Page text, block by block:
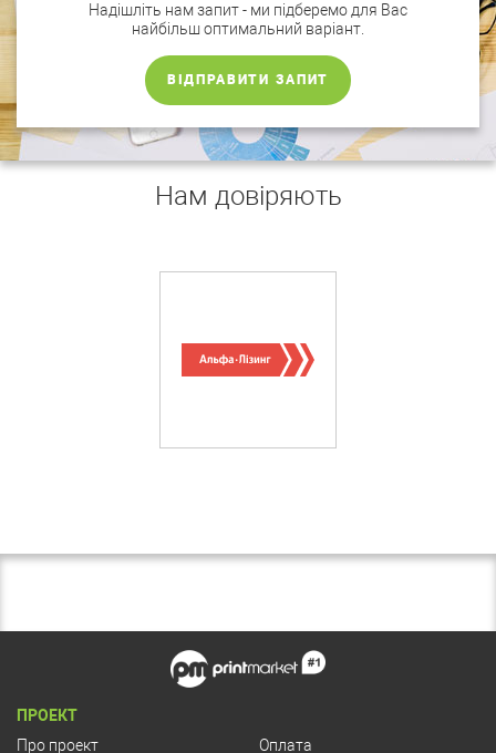
Надішліть нам запит - ми підберемо для Вас
найбільш оптимальний варіант.
ВІДПРАВИТИ ЗАПИТ
Нам довіряють
ПРОЕКТ
Про проект
Оплата